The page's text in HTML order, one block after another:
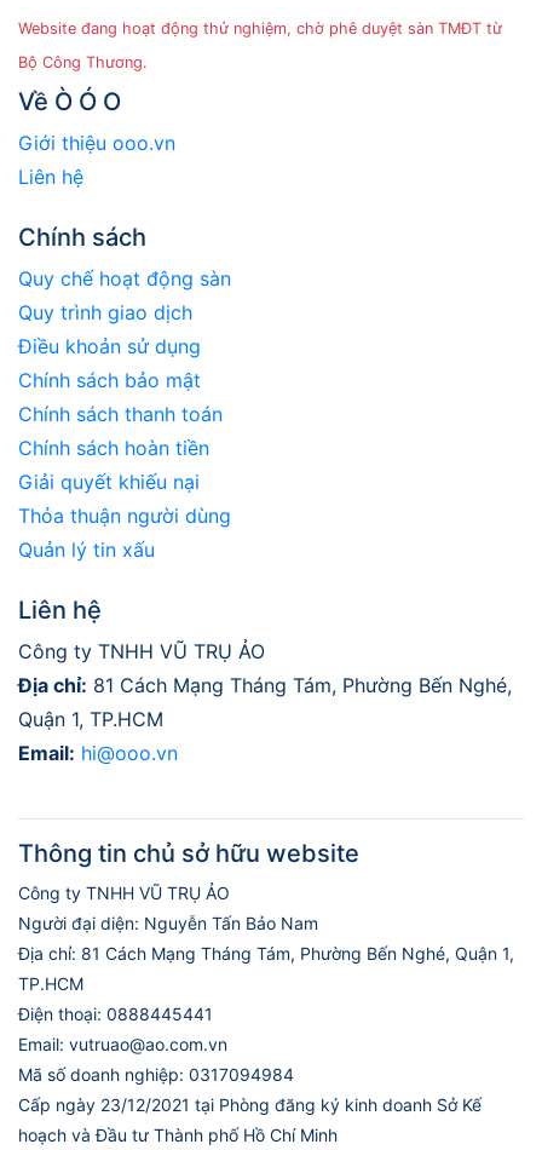
Website đang hoạt động thử nghiệm, chờ phê duyệt sàn TMĐT từ
Bộ Công Thương.
Về Ò Ó O
Giới thiệu ooo.vn
Liên hệ
Chính sách
Quy chế hoạt động sàn
Quy trình giao dịch
Điều khoản sử dụng
Chính sách bảo mật
Chính sách thanh toán
Chính sách hoàn tiền
Giải quyết khiếu nại
Thỏa thuận người dùng
Quản lý tin xấu
Liên hệ
Công ty TNHH VŨ TRỤ ẢO
Địa chỉ: 81 Cách Mạng Tháng Tám, Phường Bến Nghé,
Quận 1, TP.HCM
Email: hi@ooo.vn
Thông tin chủ sở hữu website
Công ty TNHH VŨ TRỤ ẢO
Người đại diện: Nguyễn Tấn Bảo Nam
Địa chỉ: 81 Cách Mạng Tháng Tám, Phường Bến Nghé, Quận 1,
TP.HCM
Điện thoại: 0888445441
Email: vutruao@ao.com.vn
Mã số doanh nghiệp: 0317094984
Cấp ngày 23/12/2021 tại Phòng đăng ký kinh doanh Sở Kế
hoạch và Đầu tư Thành phố Hồ Chí Minh